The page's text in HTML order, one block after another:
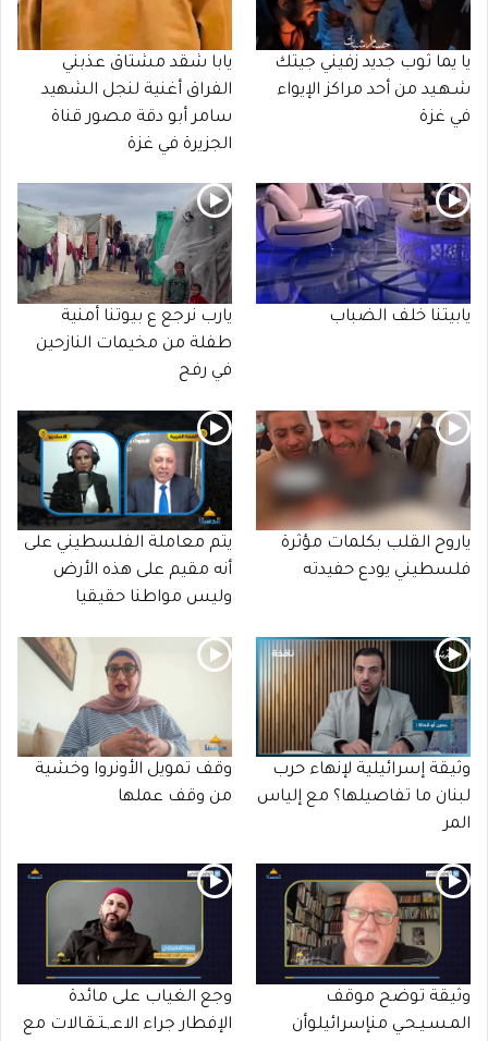
يا يما ثوب جديد زفيني جيتك
شـهـيد من أحد مراكز الإيواء
في غزة
يابا شقد مشتاق عذبني
الفراق أغنية لنجل الشهيد
سامر أبو دقة مصور قناة
الجزيرة في غزة
يابيتنا خلف الضباب
يارب نرجع ع بيوتنا أمنية
طفلة من مخيمات النازحين
في رفح
ياروح القلب بكلمات مؤثرة
فلسطيني يودع حفيدته
يتم معاملة الفلسطيني على
أنه مقيم على هذه الأرض
وليس مواطنا حقيقيا
وثيقة إسرائيلية لإنهاء حرب
لبنان ما تفاصيلها؟ مع إلياس
المر
وقف تمويل الأونروا وخشية
من وقف عملها
وثيقة توضح موقف
المـسـيـحـي منإسرائيلوأن
وجع الغياب على مائدة
الإفطار جراء الاعـ,ـتـقـالات مع